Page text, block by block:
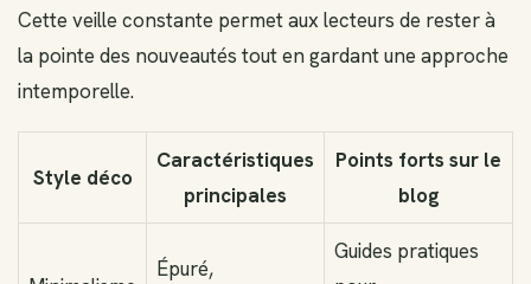
Cette veille constante permet aux lecteurs de rester à
la pointe des nouveautés tout en gardant une approche
intemporelle.
Style déco
Caractéristiques
principales
Points forts sur le
blog
Épuré,
Guides pratiques